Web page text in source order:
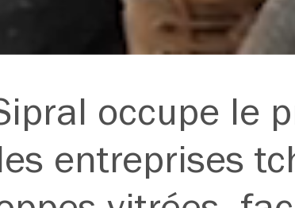
occupe le
entreprises